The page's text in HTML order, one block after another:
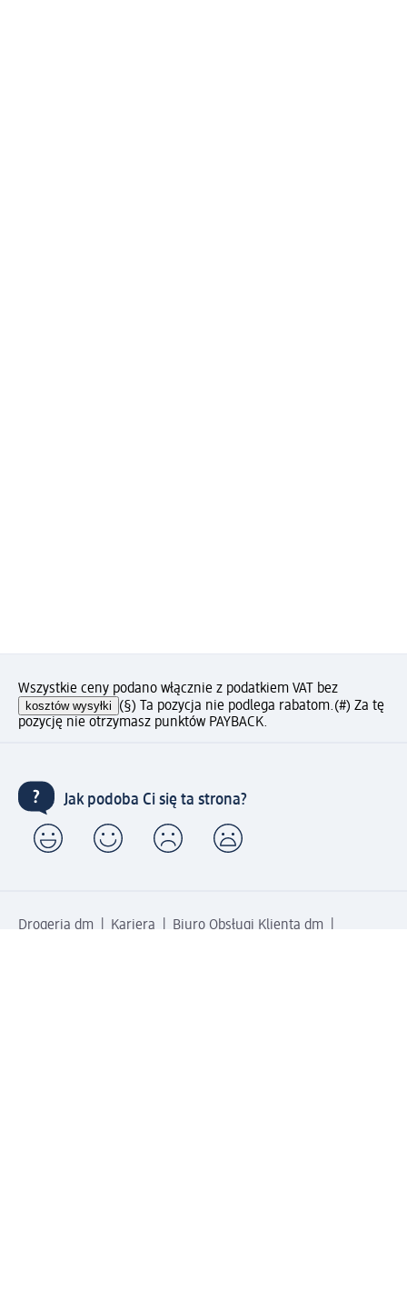
Wszystkie ceny podano włącznie z podatkiem VAT bez
kosztów wysyłki (§) Ta pozycja nie podlega rabatom.(#) Za tę
pozycję nie otrzymasz punktów PAYBACK.
Jak podoba Ci się ta strona?
Drogeria dm Kariera
Biuro Obsługi Klienta dm